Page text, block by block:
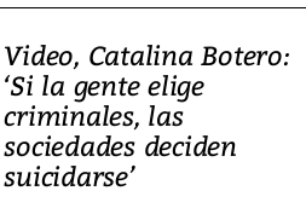
Video, Catalina Botero:
‘Si la gente elige
criminales, las
sociedades deciden
suicidarse’